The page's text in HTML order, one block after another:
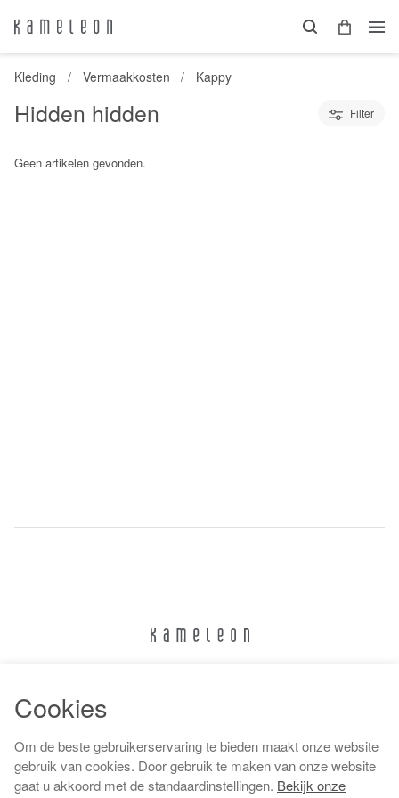
Kleding Vermaakkosten Kappy
Hidden hidden Filter
Geen artikelen gevonden.
Algemene voorwaarden
Cookies
Om de beste gebruikerservaring te bieden maakt onze website
gebruik van cookies. Door gebruik te maken van onze website
gaat u akkoord met de standaardinstellingen. Bekijk onze